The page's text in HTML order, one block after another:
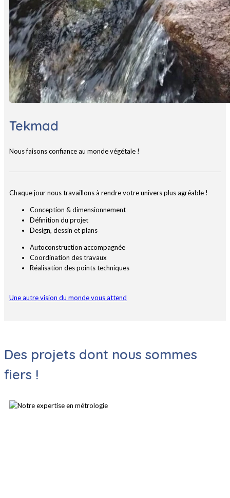
Tekmad
Nous faisons confiance au monde végétale !
Chaque jour nous travaillons à rendre votre univers plus agréable !
Conception & dimensionnement
Définition du projet
Design, dessin et plans
Autoconstruction accompagnée
Coordination des travaux
Réalisation des points techniques
Une autre vision du monde vous attend
Des projets dont nous sommes
fiers !